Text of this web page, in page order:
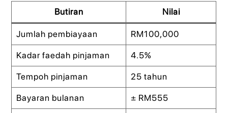
Butiran Nilai
Jumlah pembiayaan RM100,000
Kadar faedah pinjaman 4.5%
Tempoh pinjaman 25 tahun
Bayaran bulanan ± RM555